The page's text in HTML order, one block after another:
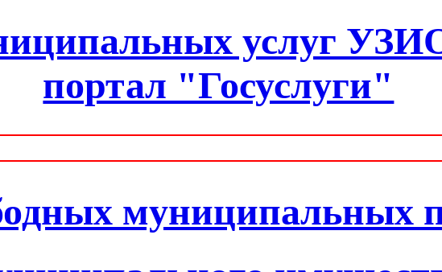
услуг
портал "Госуслуги"
муниципальных